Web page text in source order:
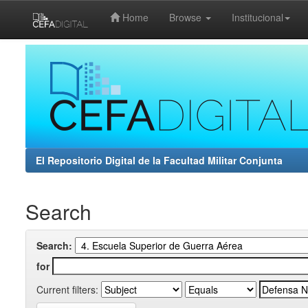
Home Browse Institucional
El Repositorio Digital de la Facultad Militar Conjunta
Search
Search:
for
Current filters: